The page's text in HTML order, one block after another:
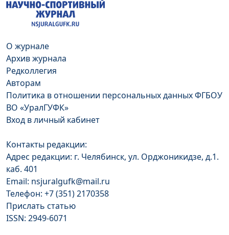
О журнале
Архив журнала
Редколлегия
Авторам
Политика в отношении персональных данных ФГБОУ
ВО «УралГУФК»
Вход в личный кабинет
Контакты редакции:
Адрес редакции: г. Челябинск, ул. Орджоникидзе, д.1.
каб. 401
Email: nsjuralgufk@mail.ru
Телефон: +7 (351) 2170358
Прислать статью
ISSN: 2949-6071